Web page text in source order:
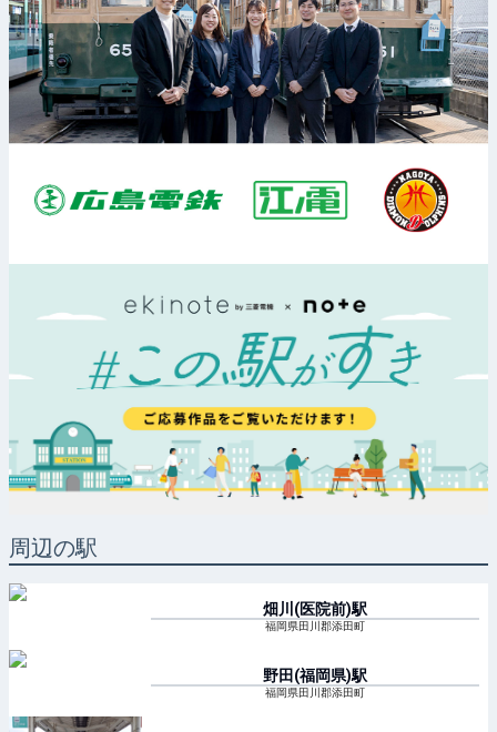
周辺の駅
畑川(医院前)駅
福岡県田川郡添田町
野田(福岡県)駅
福岡県田川郡添田町